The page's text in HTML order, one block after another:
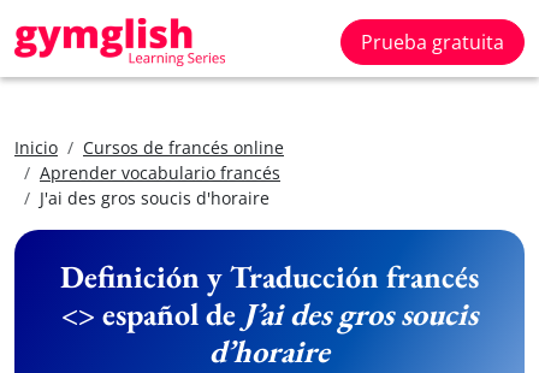
Prueba gratuita
Inicio
Cursos de francés online
Aprender vocabulario francés
J'ai des gros soucis d'horaire
Definición y Traducción francés
<> español de J’ai des gros soucis
d’horaire